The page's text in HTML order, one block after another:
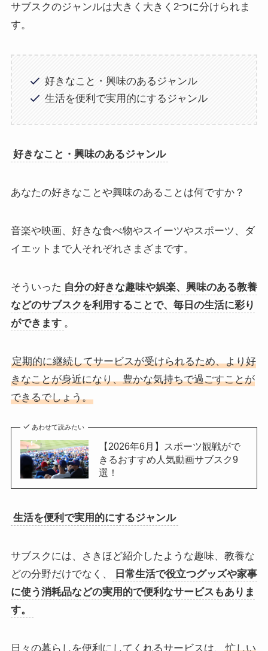
サブスクのジャンルは大きく大きく2つに分けられま
す。
好きなこと・興味のあるジャンル
生活を便利で実用的にするジャンル
好きなこと・興味のあるジャンル
あなたの好きなことや興味のあることは何ですか？
音楽や映画、好きな食べ物やスイーツやスポーツ、ダ
イエットまで人それぞれさまざまです。
そういった 自分の好きな趣味や娯楽、興味のある教養
などのサブスクを利用することで、毎日の生活に彩り
ができます 。
定期的に継続してサービスが受けられるため、より好
きなことが身近になり、豊かな気持ちで過ごすことが
できるでしょう。
あわせて読みたい
【2026年6月】スポーツ観戦がで
きるおすすめ人気動画サブスク9
選！
生活を便利で実用的にするジャンル
サブスクには、さきほど紹介したような趣味、教養な
どの分野だけでなく、
日常生活で役立つグッズや家事
に使う消耗品などの実用的で便利なサービスもありま
す。
日々の暮らしを便利にしてくれるサービスは、 忙しい